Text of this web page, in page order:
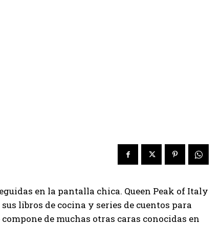
en la pantalla chica. Queen Peak of Italy
libros de cocina y series de cuentos para
de muchas otras caras conocidas en